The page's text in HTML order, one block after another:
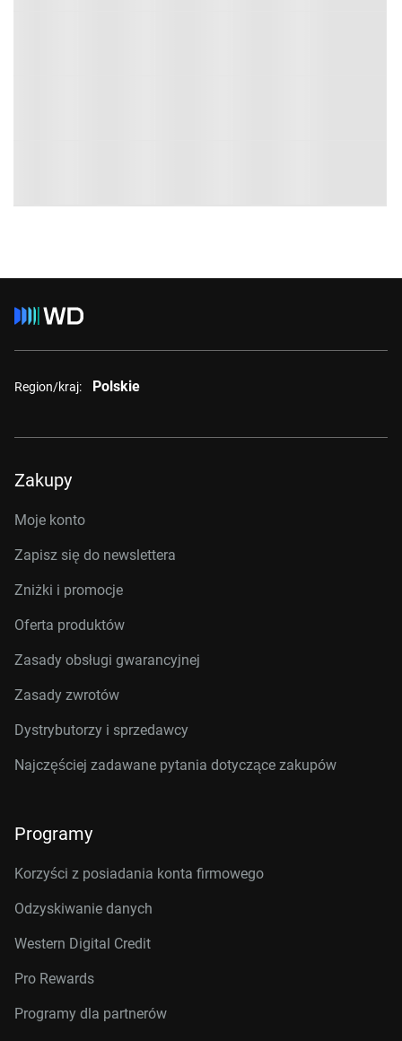
Region/kraj: Polskie
Zakupy
Moje konto
Zapisz się do newslettera
Zniżki i promocje
Oferta produktów
Zasady obsługi gwarancyjnej
Zasady zwrotów
Dystrybutorzy i sprzedawcy
Najczęściej zadawane pytania dotyczące zakupów
Programy
Korzyści z posiadania konta firmowego
Odzyskiwanie danych
Western Digital Credit
Pro Rewards
Programy dla partnerów